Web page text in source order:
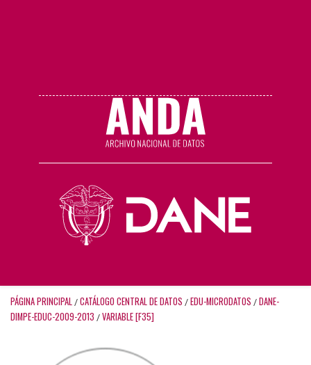
PÁGINA PRINCIPAL / CATÁLOGO CENTRAL DE DATOS / EDU-MICRODATOS / DANE-
DIMPE-EDUC-2009-2013 / VARIABLE [F35]